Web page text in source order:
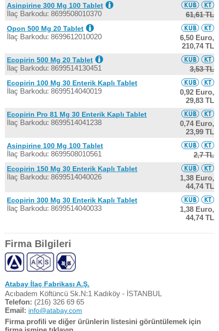
Asinpirine 300 Mg 100 Tablet
İlaç Barkodu: 8699508010370 61,61 TL
Opon 500 Mg 20 Tablet
İlaç Barkodu: 8699612010020
6,50 Euro,
210,74 TL
Ecopirin 500 Mg 20 Tablet
İlaç Barkodu: 8699514130451 3,53 TL
Ecopirin 100 Mg 30 Enterik Kaplı Tablet
İlaç Barkodu: 8699514040019
0,92 Euro,
29,83 TL
Ecopirin Pro 81 Mg 30 Enterik Kaplı Tablet
İlaç Barkodu: 8699514041238
0,74 Euro,
23,99 TL
Asinpirine 100 Mg 100 Tablet
İlaç Barkodu: 8699508010561 2,7 TL
Ecopirin 150 Mg 30 Enterik Kaplı Tablet
İlaç Barkodu: 8699514040026
1,38 Euro,
44,74 TL
Ecopirin 300 Mg 30 Enterik Kaplı Tablet
İlaç Barkodu: 8699514040033
1,38 Euro,
44,74 TL
Firma Bilgileri
Atabay İlaç Fabrikası A.Ş.
Acıbadem Köftüncü Sk.N:1 Kadıköy - İSTANBUL
Telefon: (216) 326 69 65
Email: info@atabay.com
Firma profili ve diğer ürünlerin listesini görüntülemek için